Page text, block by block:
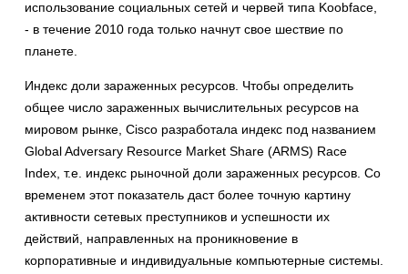
использование социальных сетей и червей типа Koobface,
- в течение 2010 года только начнут свое шествие по
планете.
Индекс доли зараженных ресурсов. Чтобы определить
общее число зараженных вычислительных ресурсов на
мировом рынке, Cisco разработала индекс под названием
Global Adversary Resource Market Share (ARMS) Race
Index, т.е. индекс рыночной доли зараженных ресурсов. Со
временем этот показатель даст более точную картину
активности сетевых преступников и успешности их
действий, направленных на проникновение в
корпоративные и индивидуальные компьютерные системы.